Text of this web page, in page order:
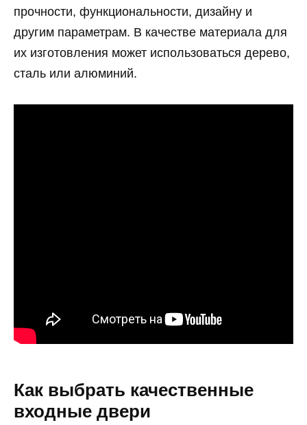
прочности, функциональности, дизайну и
другим параметрам. В качестве материала для
их изготовления может использоваться дерево,
сталь или алюминий.
Как выбрать качественные
входные двери